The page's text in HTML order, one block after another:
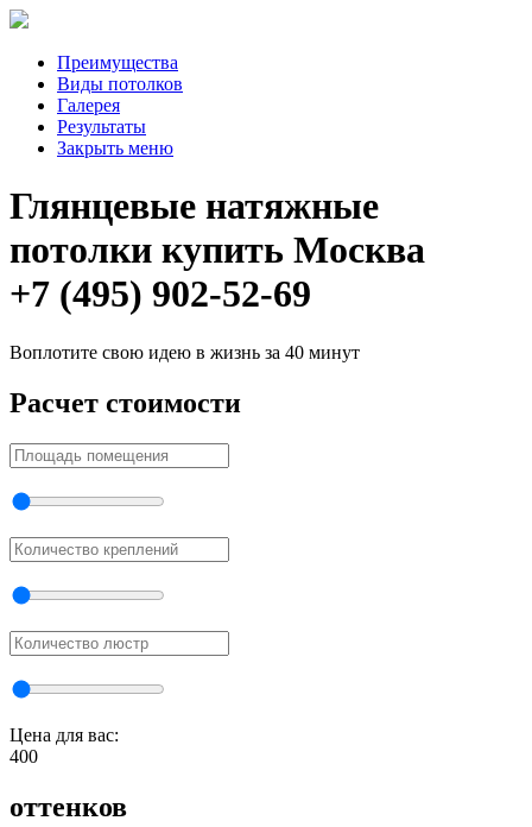
Преимущества
Виды потолков
Галерея
Результаты
Закрыть меню
Глянцевые натяжные
потолки купить Москва
+7 (495) 902-52-69
Воплотите свою идею в жизнь за 40 минут
Расчет стоимости
Цена для вас:
400
оттенков